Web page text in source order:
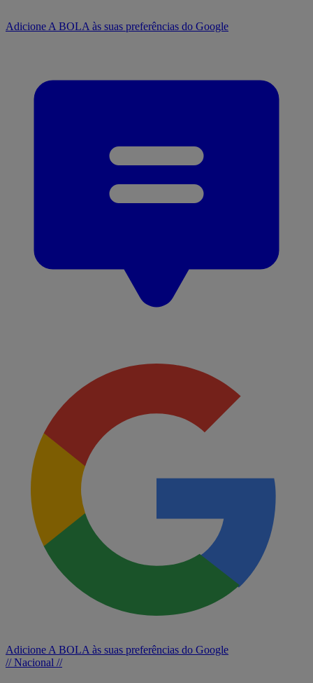
Adicione A BOLA às suas preferências do Google
Adicione A BOLA às suas preferências do Google
// Nacional //